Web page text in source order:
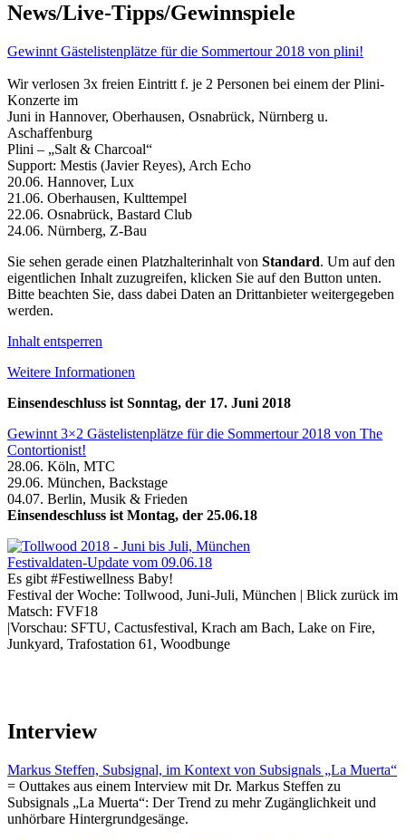
News/Live-Tipps/Gewinnspiele
Gewinnt Gästelistenplätze für die Sommertour 2018 von plini!
Wir verlosen 3x freien Eintritt f. je 2 Personen bei einem der Plini-
Konzerte im
Juni in Hannover, Oberhausen, Osnabrück, Nürnberg u.
Aschaffenburg
Plini – „Salt & Charcoal“
Support: Mestis (Javier Reyes), Arch Echo
20.06. Hannover, Lux
21.06. Oberhausen, Kulttempel
22.06. Osnabrück, Bastard Club
24.06. Nürnberg, Z-Bau
Sie sehen gerade einen Platzhalterinhalt von Standard. Um auf den
eigentlichen Inhalt zuzugreifen, klicken Sie auf den Button unten.
Bitte beachten Sie, dass dabei Daten an Drittanbieter weitergegeben
werden.
Inhalt entsperren
Weitere Informationen
Einsendeschluss ist Sonntag, der 17. Juni 2018
Gewinnt 3×2 Gästelistenplätze für die Sommertour 2018 von The
Contortionist!
28.06. Köln, MTC
29.06. München, Backstage
04.07. Berlin, Musik & Frieden
Einsendeschluss ist Montag, der 25.06.18
Festivaldaten-Update vom 09.06.18
Es gibt #Festiwellness Baby!
Festival der Woche: Tollwood, Juni-Juli, München | Blick zurück im
Matsch: FVF18
|Vorschau: SFTU, Cactusfestival, Krach am Bach, Lake on Fire,
Junkyard, Trafostation 61, Woodbunge
Interview
Markus Steffen, Subsignal, im Kontext von Subsignals „La Muerta“
= Outtakes aus einem Interview mit Dr. Markus Steffen zu
Subsignals „La Muerta“: Der Trend zu mehr Zugänglichkeit und
unhörbare Hintergrundgesänge.